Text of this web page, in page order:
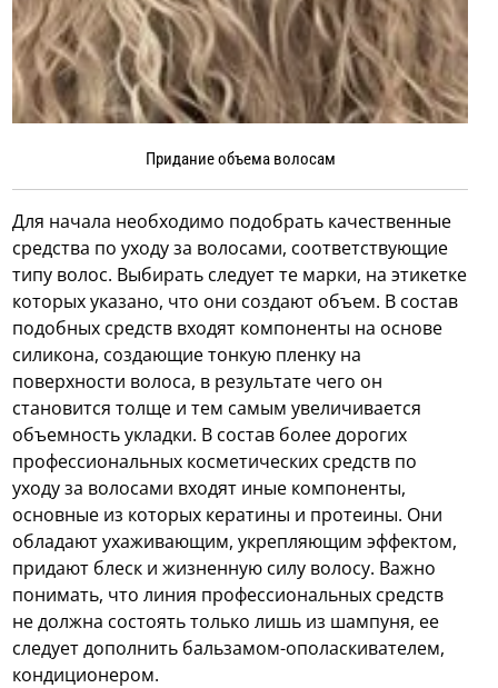
Придание объема волосам
Для начала необходимо подобрать качественные
средства по уходу за волосами, соответствующие
типу волос. Выбирать следует те марки, на этикетке
которых указано, что они создают объем. В состав
подобных средств входят компоненты на основе
силикона, создающие тонкую пленку на
поверхности волоса, в результате чего он
становится толще и тем самым увеличивается
объемность укладки. В состав более дорогих
профессиональных косметических средств по
уходу за волосами входят иные компоненты,
основные из которых кератины и протеины. Они
обладают ухаживающим, укрепляющим эффектом,
придают блеск и жизненную силу волосу. Важно
понимать, что линия профессиональных средств
не должна состоять только лишь из шампуня, ее
следует дополнить бальзамом-ополаскивателем,
кондиционером.